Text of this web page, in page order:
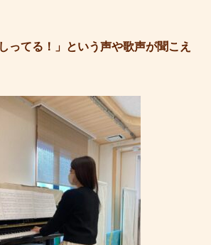
ってる！」という声や歌声が聞こえ